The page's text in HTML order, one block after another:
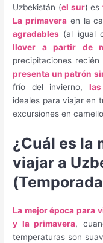
Uzbekistán (el sur) es
La primaveraen la
agradables (al igual
llover a partir de
precipitaciones
presenta un patrón
frío del invierno,
ideales para viajar en
excursiones en
¿Cuál es la
viajar a
La mejor época para
y la primavera,
temperaturas son